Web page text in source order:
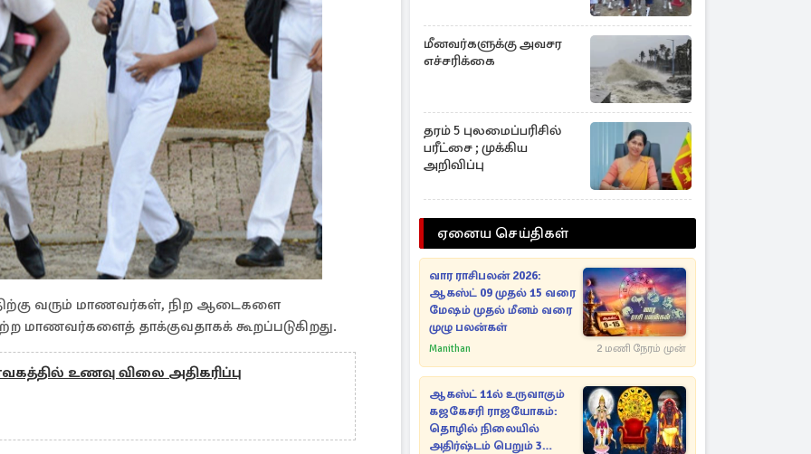
வரும் மாணவர்கள், நிற ஆடைகளை
தாக்குவதாகக் கூறப்படுகிறது.
உணவு விலை அதிகரிப்பு
மீனவர்களுக்கு அவசர
எச்சரிக்கை
தரம் 5 புலமைப்பரிசில்
பரீட்சை ; முக்கிய
அறிவிப்பு
ஏனைய செய்திகள்
வார ராசிபலன் 2026:
ஆகஸ்ட் 09 முதல் 15 வரை
மேஷம் முதல் மீனம் வரை
முழு பலன்கள்
Manithan 2 மணி நேரம் முன்
ஆகஸ்ட் 11ல் உருவாகும்
கஜகேசரி ராஜயோகம்:
தொழில் நிலையில்
அதிர்ஷ்டம் பெறும் 3